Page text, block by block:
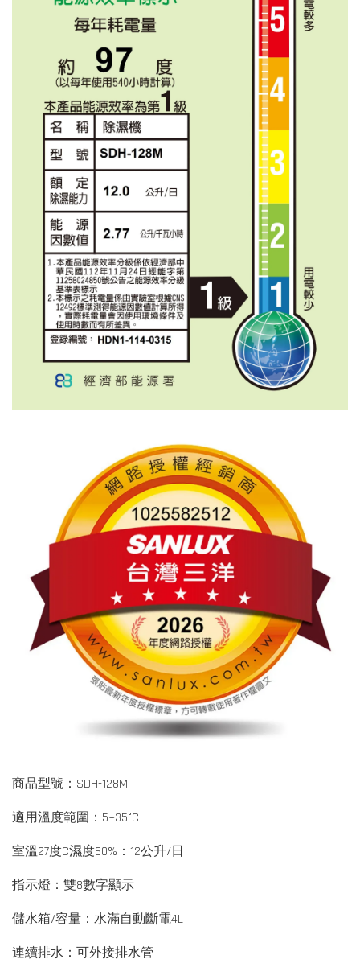
商品型號：SDH-128M
適用溫度範圍：5~35°C
室溫27度C濕度60%：12公升/日
指示燈：雙8數字顯示
儲水箱/容量：水滿自動斷電4L
連續排水：可外接排水管